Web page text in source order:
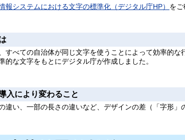
報システムにおける文字の標準化（デジタル庁HP） をご
すべての自治体が同じ文字を使うことによって効率的
的な文字をもとにデジタル庁が作成しました。
入により変わること
違い、一部の長さの違いなど、デザインの差（「字形